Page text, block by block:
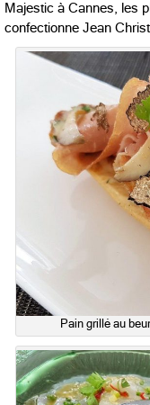
Majestic à Cannes, les
confectionne Jean
Pain grillé au